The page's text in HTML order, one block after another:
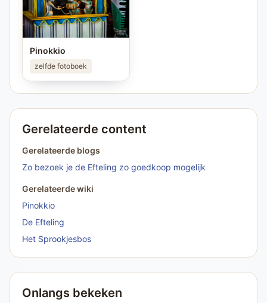
Pinokkio
zelfde fotoboek
Gerelateerde content
Gerelateerde blogs
Zo bezoek je de Efteling zo goedkoop mogelijk
Gerelateerde wiki
Pinokkio
De Efteling
Het Sprookjesbos
Onlangs bekeken